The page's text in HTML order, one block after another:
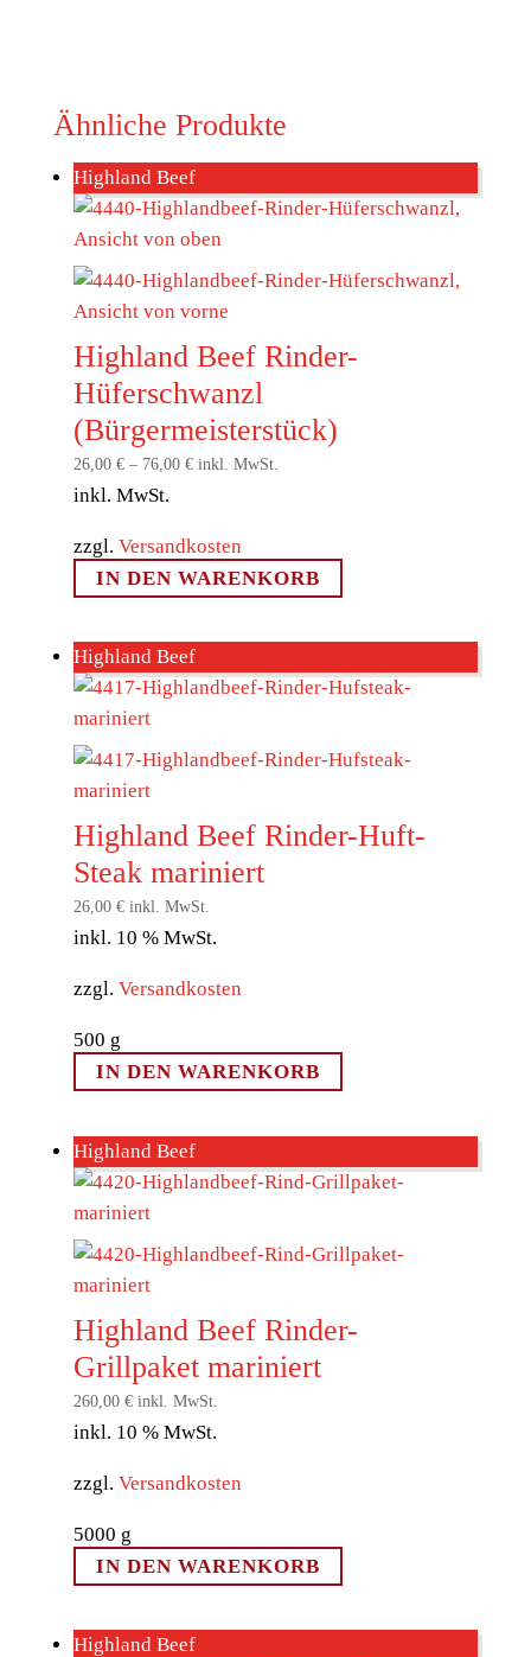
Ähnliche Produkte
Highland Beef
Highland Beef Rinder-
Hüferschwanzl
(Bürgermeisterstück)
26,00 €– 76,00 € inkl. MwSt.
inkl. MwSt.
zzgl. Versandkosten
IN DEN WARENKORB
Highland Beef
Highland Beef Rinder-Huft-
Steak mariniert
26,00 € inkl. MwSt.
inkl. 10 % MwSt.
zzgl. Versandkosten
500 g
IN DEN WARENKORB
Highland Beef
Highland Beef Rinder-
Grillpaket mariniert
260,00 € inkl. MwSt.
inkl. 10 % MwSt.
zzgl. Versandkosten
5000 g
IN DEN WARENKORB
Highland Beef